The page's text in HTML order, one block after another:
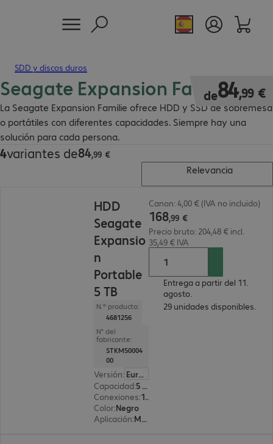
SDD y discos duros
Seagate Expansion Familie
La Seagate Expansion Familie ofrece HDD y SSD de sobremesa
o portátiles con diferentes capacidades. Siempre hay una
solución para cada persona.
de84,99 €
84,99 €
4variantes de84,99 €
84,99 €
Relevancia
HDD
Seagate
Expansio
n
Portable
5 TB
N.º producto:
4681256
N° del
fabricante:
STKM50004
00
Versión:
Europa
Capacidad:
5 TB
Conexiones: 1x USB 3.0 tipo Micro-B
Color:Negro
Aplicación: Móvil
Canon: 4,00 € (IVA no incluido)
168,99 €
Precio bruto: 204,48 € incl.
35,49 € IVA
Entrega a partir del 11.
agosto.
29 unidades disponibles.